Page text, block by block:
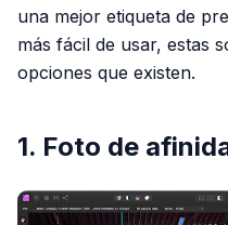
una mejor etiqueta de
más fácil de usar, estas
opciones que existen.
1. Foto de